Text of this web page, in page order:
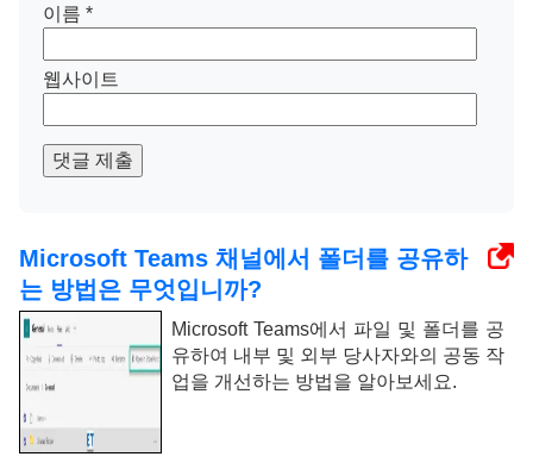
이름 *
웹사이트
댓글 제출
Microsoft Teams 채널에서 폴더를 공유하
는 방법은 무엇입니까?
Microsoft Teams에서 파일 및 폴더를 공
유하여 내부 및 외부 당사자와의 공동 작
업을 개선하는 방법을 알아보세요.